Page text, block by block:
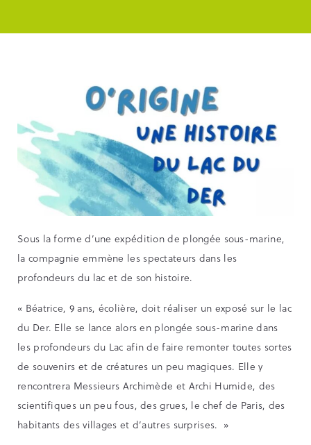
Sous la forme d’une expédition de plongée sous-marine,
la compagnie emmène les spectateurs dans les
profondeurs du lac et de son histoire.
« Béatrice, 9 ans, écolière, doit réaliser un exposé sur le lac
du Der. Elle se lance alors en plongée sous-marine dans
les profondeurs du Lac afin de faire remonter toutes sortes
de souvenirs et de créatures un peu magiques. Elle y
rencontrera Messieurs Archimède et Archi Humide, des
scientifiques un peu fous, des grues, le chef de Paris, des
habitants des villages et d’autres surprises. »